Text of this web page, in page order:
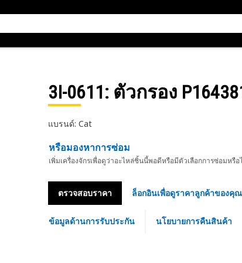
3I-0611: ตัวกรอง
แบรนด์: Cat
หรือมองหาการซ่อม
เพิ่มเครื่องจักรเพื่อดูว่าอะไหล่ชิ้นนี้พอดีหรือมีตัวเลือกการซ่อมหรือ
ตรวจสอบราคา ล็อกอินเพื่อดูราคาลูกค้าของคุณ
ข้อมูลด้านการรับประกัน นโยบายการคืนสินค้า